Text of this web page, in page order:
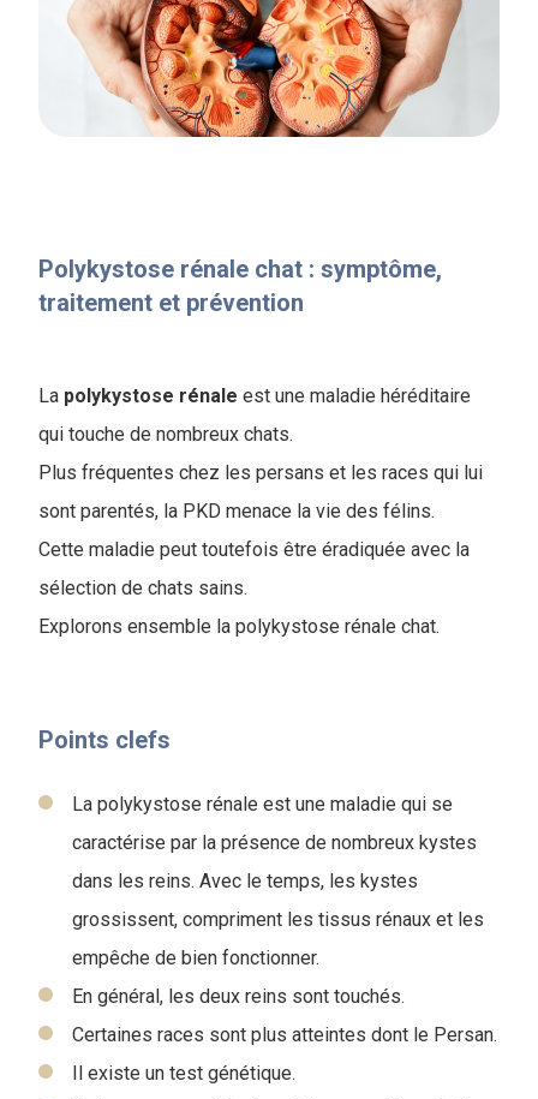
Polykystose rénale chat : symptôme,
traitement et prévention
La polykystose rénale est une maladie héréditaire
qui touche de nombreux chats.
Plus fréquentes chez les persans et les races qui lui
sont parentés, la PKD menace la vie des félins.
Cette maladie peut toutefois être éradiquée avec la
sélection de chats sains.
Explorons ensemble la polykystose rénale chat.
Points clefs
La polykystose rénale est une maladie qui se
caractérise par la présence de nombreux kystes
dans les reins. Avec le temps, les kystes
grossissent, compriment les tissus rénaux et les
empêche de bien fonctionner.
En général, les deux reins sont touchés.
Certaines races sont plus atteintes dont le Persan.
Il existe un test génétique.